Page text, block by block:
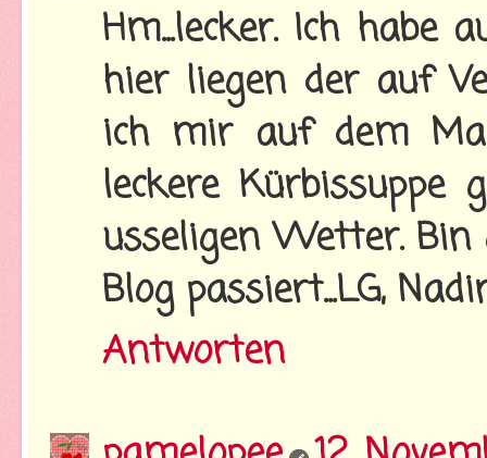
Hm...lecker. Ich habe
hier liegen der auf
ich mir auf dem
leckere
usseligen Wetter.
Blog passiert...LG,
Antworten